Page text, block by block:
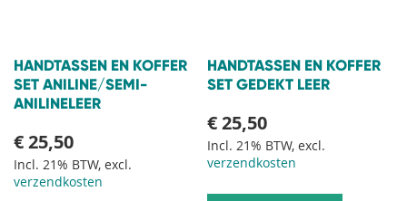
HANDTASSEN EN KOFFER
SET ANILINE/SEMI-
ANILINELEER
€ 25,50
Incl. 21% BTW, excl.
verzendkosten
HANDTASSEN EN KOFFER
SET GEDEKT LEER
€ 25,50
Incl. 21% BTW, excl.
verzendkosten